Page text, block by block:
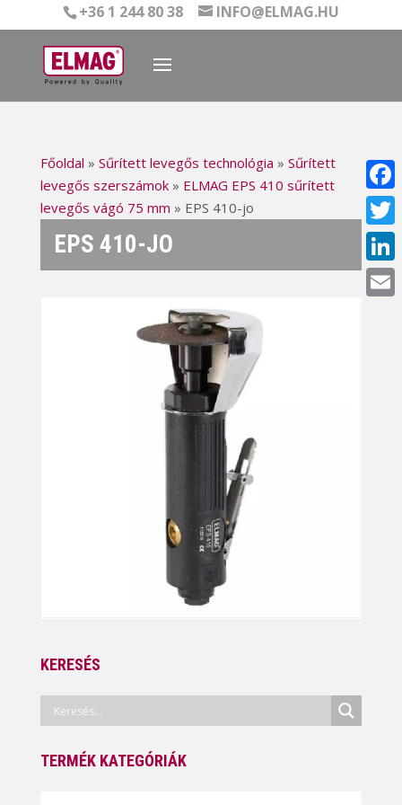
+36 1 244 80 38 INFO@ELMAG.HU
Főoldal » Sűrített levegős technológia » Sűrített
levegős szerszámok» ELMAG EPS 410 sűrített
levegős vágó 75 mm » EPS 410-jo
EPS 410-JO
KERESÉS
TERMÉK KATEGÓRIÁK